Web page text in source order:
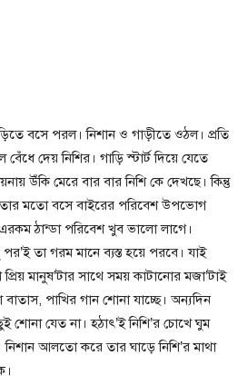
বসে পরল। নিশান ও গাড়ীতে ওঠল। প্রতি
দেয় নিশির। গাড়ি স্টার্ট দিয়ে যেতে
উঁকি মেরে বার বার নিশি কে দেখছে। কিন্তু
তার মতো বসে বাইরের পরিবেশ উপভোগ
ঠান্ডা পরিবেশ খুব ভালো লাগে।
তা গরম মানে ব্যস্ত হয়ে পরবে।‌ যাই
মানুষ’টার সাথে সময় কাটানোর মজা’টাই
পাখির গান শোনা যাচ্ছে। অন্যদিন
শোনা যেত না। হঠাৎ’ই নিশি’র চোখে ঘুম
আলতো করে তার ঘাড়ে নিশি’র মাথা